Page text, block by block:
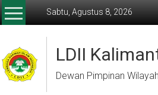
Sabtu, Agustus 8, 2026
LDII
Dewan Pimpinan